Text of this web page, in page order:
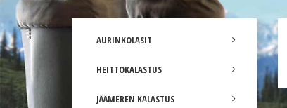
AURINKOLASIT
HEITTOKALASTUS
JÄÄMEREN KALASTUS